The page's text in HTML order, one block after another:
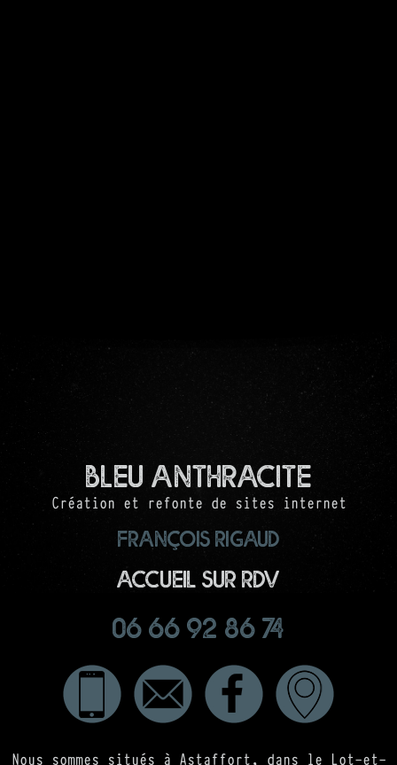
Bleu Anthracite
Création et refonte de sites internet
François RIGAUD
Accueil sur RDV
06 66 92 86 74
Nous sommes situés à Astaffort, dans le Lot-et-